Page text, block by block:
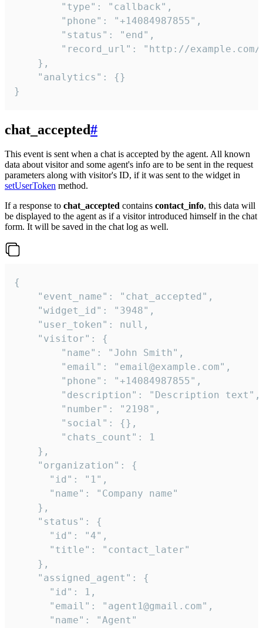
        "type": "callback",
        "phone": "+14084987855",
        "status": "end",
"record_url": "http://
    },
    "analytics": {}
}
chat_accepted#
This event is sent when a chat is accepted by the agent. All known
data about visitor and some agent's info are to be sent in the request
parameters along with visitor's ID, if it was sent to the widget in
setUserToken method.
If a response to chat_accepted contains contact_info, this data will
be displayed to the agent as if a visitor introduced himself in the chat
form. It will be saved in the chat log as well.
{
    "event_name": "chat_accepted",
    "widget_id": "3948",
    "user_token": null,
    "visitor": {
        "name": "John Smith",
        "email": "email@example.com",
        "phone": "+14084987855",
        "description": "Description text",
        "number": "2198",
        "social": {},
        "chats_count": 1
    },
    "organization": {
      "id": "1",
      "name": "Company name"
    },
    "status": {
      "id": "4",
      "title": "contact_later"
    },
    "assigned_agent": {
      "id": 1,
      "email": "agent1@gmail.com",
      "name": "Agent"